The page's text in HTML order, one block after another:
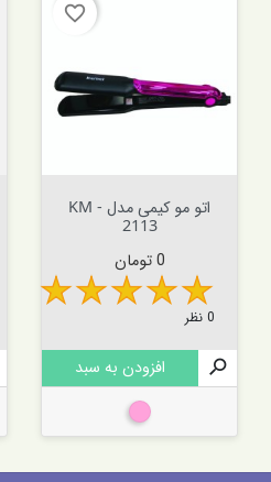
favorite_border
اتو مو کیمی مدل KM -
2113
قیمت
0 تومان
0 نظر

افزودن به سبد
صورتی